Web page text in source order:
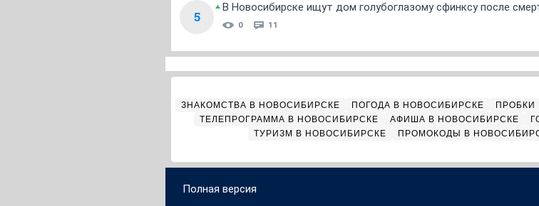
5
В Новосибирске ищут дом голубоглазому сфинксу после
0 11
ЗНАКОМСТВА В НОВОСИБИРСКЕ ПОГОДА В НОВОСИБИРСКЕ ПРОБКИ
ТЕЛЕПРОГРАММА В НОВОСИБИРСКЕ
АФИША В НОВОСИБИРСКЕ
ТУРИЗМ В НОВОСИБИРСКЕ
ПРОМОКОДЫ В
Полная версия